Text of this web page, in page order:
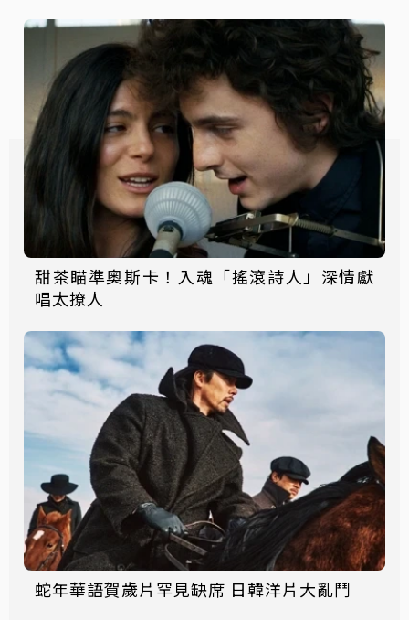
甜茶瞄準奧斯卡！入魂「搖滾詩人」深情獻
唱太撩人
蛇年華語賀歲片罕見缺席 日韓洋片大亂鬥